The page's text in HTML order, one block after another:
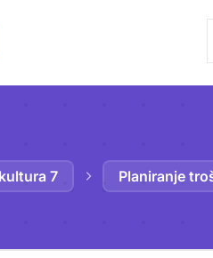
7 Planiranje